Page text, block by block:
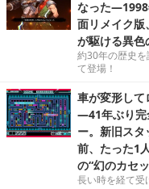
なった―1998
面リメイク版
が駆ける異色
約30年の歴史
て登場！
車が変形して
―41年ぶり完
ー。新旧ス
前、たった1
の“幻のカセ
長い時を経て受